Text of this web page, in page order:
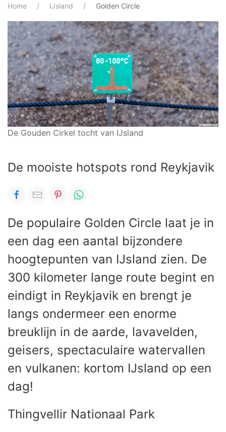
Home IJsland Golden Circle
De Gouden Cirkel tocht van IJsland
De mooiste hotspots rond Reykjavik
De populaire Golden Circle laat je in
een dag een aantal bijzondere
hoogtepunten van IJsland zien. De
300 kilometer lange route begint en
eindigt in Reykjavik en brengt je
langs ondermeer een enorme
breuklijn in de aarde, lavavelden,
geisers, spectaculaire watervallen
en vulkanen: kortom IJsland op een
dag!
Thingvellir Nationaal Park